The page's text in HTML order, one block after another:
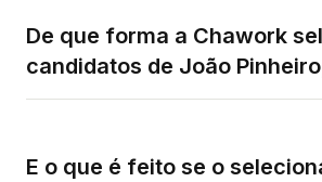
De que forma a Chawork
candidatos de João
E o que é feito se o